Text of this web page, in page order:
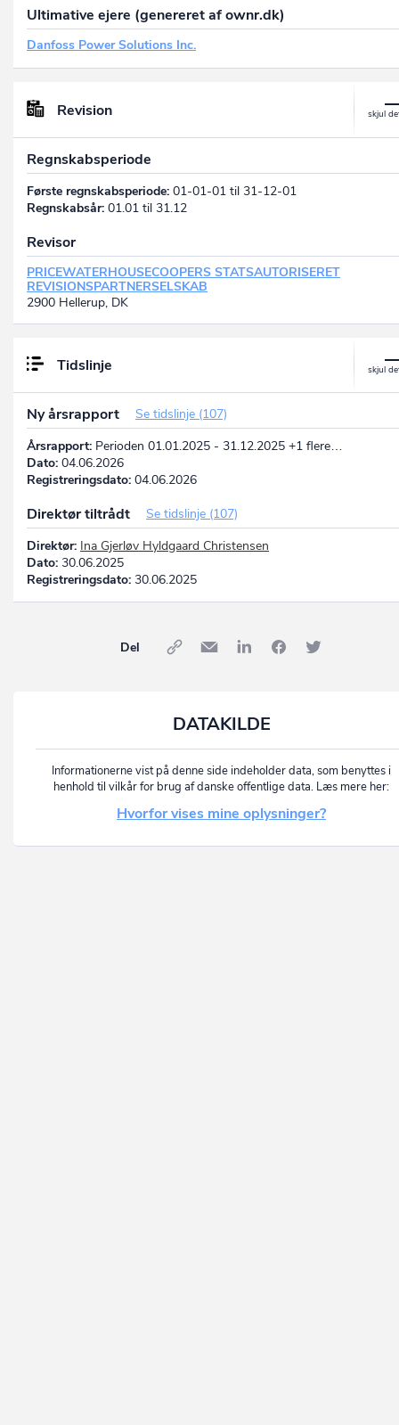
Ultimative ejere (genereret af ownr.dk)
Danfoss Power Solutions Inc.
Revision
Regnskabsperiode
Første regnskabsperiode: 01-01-01 til 31-12-01
Regnskabsår: 01.01 til 31.12
Revisor
PRICEWATERHOUSECOOPERS STATSAUTORISERET
REVISIONSPARTNERSELSKAB
2900 Hellerup, DK
Tidslinje
Ny årsrapport
Se tidslinje (107)
Årsrapport: Perioden 01.01.2025 - 31.12.2025 +1 flere…
Dato: 04.06.2026
Registreringsdato: 04.06.2026
Direktør tiltrådt
Se tidslinje (107)
Direktør: Ina Gjerløv Hyldgaard Christensen
Dato: 30.06.2025
Registreringsdato: 30.06.2025
Del
DATAKILDE
Informationerne vist på denne side indeholder data, som benyttes i
henhold til vilkår for brug af danske offentlige data. Læs mere her:
Hvorfor vises mine oplysninger?